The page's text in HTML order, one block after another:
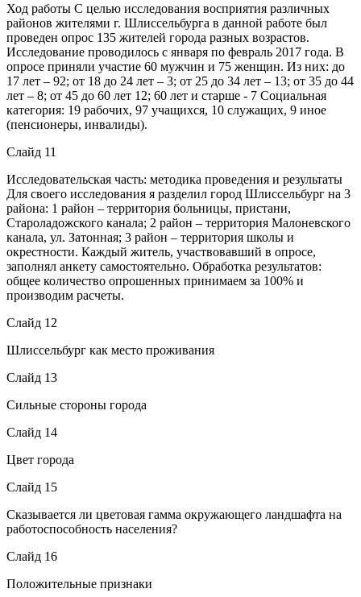
Ход работы С целью исследования восприятия различных
районов жителями г. Шлиссельбурга в данной работе был
проведен опрос 135 жителей города разных возрастов.
Исследование проводилось с января по февраль 2017 года. В
опросе приняли участие 60 мужчин и 75 женщин. Из них: до
17 лет – 92; от 18 до 24 лет – 3; от 25 до 34 лет – 13; от 35 до 44
лет – 8; от 45 до 60 лет 12; 60 лет и старше - 7 Социальная
категория: 19 рабочих, 97 учащихся, 10 служащих, 9 иное
(пенсионеры, инвалиды).
Слайд 11
Исследовательская часть: методика проведения и результаты
Для своего исследования я разделил город Шлиссельбург на 3
района: 1 район – территория больницы, пристани,
Староладожского канала; 2 район – территория Малоневского
канала, ул. Затонная; 3 район – территория школы и
окрестности. Каждый житель, участвовавший в опросе,
заполнял анкету самостоятельно. Обработка результатов:
общее количество опрошенных принимаем за 100% и
производим расчеты.
Слайд 12
Шлиссельбург как место проживания
Слайд 13
Сильные стороны города
Слайд 14
Цвет города
Слайд 15
Сказывается ли цветовая гамма окружающего ландшафта на
работоспособность населения?
Слайд 16
Положительные признаки